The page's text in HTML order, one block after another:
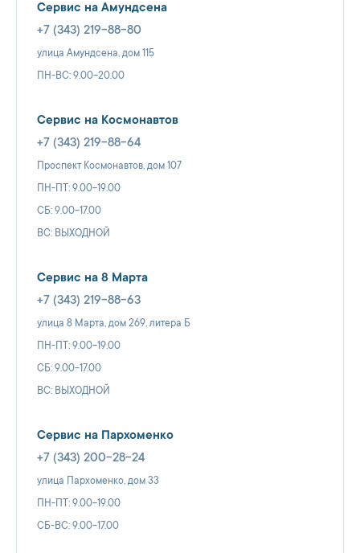
Сервис на Амундсена
+7 (343) 219-88-80
улица Амундсена, дом 115
ПН-ВС: 9.00-20.00
Сервис на Космонавтов
+7 (343) 219-88-64
Проспект Космонавтов, дом 107
ПН-ПТ: 9.00-19.00
СБ: 9.00-17.00
ВС: ВЫХОДНОЙ
Сервис на 8 Марта
+7 (343) 219-88-63
улица 8 Марта, дом 269, литера Б
ПН-ПТ: 9.00-19.00
СБ: 9.00-17.00
ВС: ВЫХОДНОЙ
Сервис на Пархоменко
+7 (343) 200-28-24
улица Пархоменко, дом 33
ПН-ПТ: 9.00-19.00
СБ-ВС: 9.00-17.00